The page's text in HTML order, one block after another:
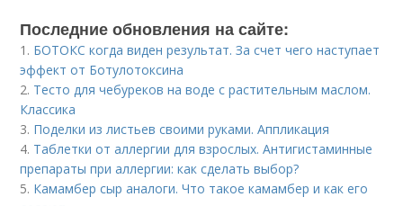
Последние обновления на сайте:
1. БОТОКС когда виден результат. За счет чего наступает
эффект от Ботулотоксина
2. Тесто для чебуреков на воде с растительным маслом.
Классика
3. Поделки из листьев своими руками. Аппликация
4. Таблетки от аллергии для взрослых. Антигистаминные
препараты при аллергии: как сделать выбор?
5. Камамбер сыр аналоги. Что такое камамбер и как его